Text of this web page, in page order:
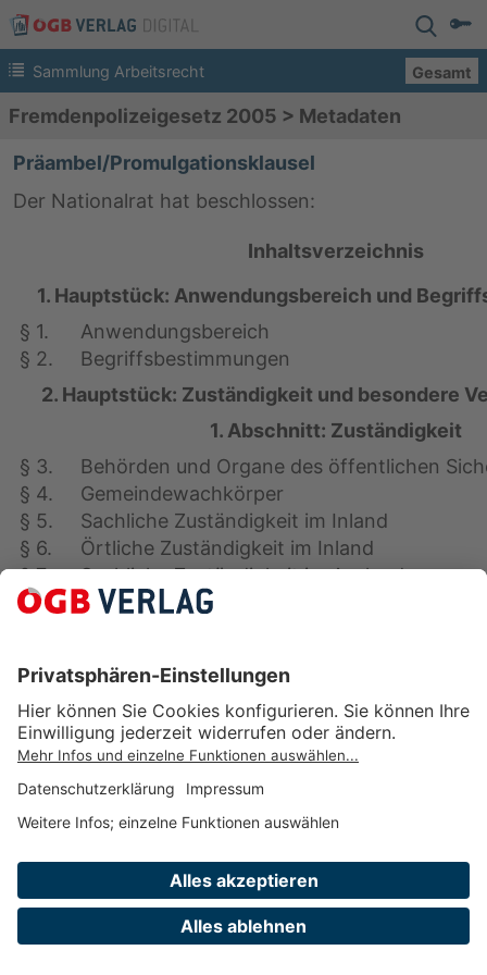
Sammlung Arbeitsrecht Gesamt
Fremdenpolizeigesetz 2005 > Metadaten
Präambel/Promulgationsklausel
Der Nationalrat hat beschlossen:
Inhaltsverzeichnis
1. Hauptstück: Anwendungsbereich und
§ 1.
Anwendungsbereich
§ 2.
Begriffsbestimmungen
2. Hauptstück: Zuständigkeit und besondere
1. Abschnitt: Zuständigkeit
§ 3.
Behörden und Organe des öffentlichen
§ 4.
Gemeindewachkörper
§ 5.
Sachliche Zuständigkeit im Inland
§ 6.
Örtliche Zuständigkeit im Inland
§ 7.
Sachliche Zuständigkeit im Ausland
§ 8.
Örtliche Zuständigkeit im Ausland
2. Abschnitt: Besondere Verfahrensregeln für
12. bis 15. Hauptstück
§ 11.
Verfahren vor den österreichischen
Visaangelegenheiten
Vertretungsbehörden in
§ 11
Verfahren vor den
Visaangelegenheiten gemäß § 5 Abs. 1 Z 2
Sonderbestimmungen für Minderjährige für
11. bis 15. Hauptstück(Anm.: